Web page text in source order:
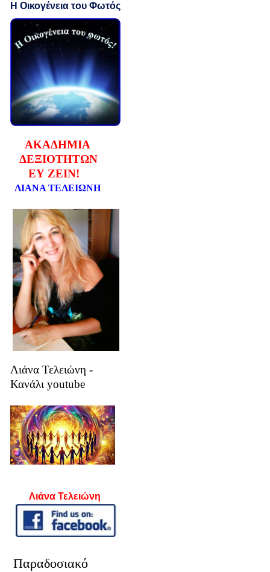
Η Οικογένεια του Φωτός
ΑΚΑΔΗΜΙΑ
ΔΕΞΙΟΤΗΤΩΝ
ΕΥ ΖΕΙΝ!
ΛΙΑΝΑ ΤΕΛΕΙΩΝΗ
Λιάνα Τελειώνη -
Κανάλι youtube
Λιάνα Τελειώνη
Παραδοσιακό